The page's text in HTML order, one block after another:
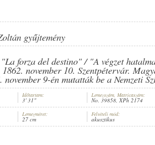
KÖRÜL
gyűjtemény
forza del destino" / "A végzet
november 10. Szentpétervár.
november 9-én mutatták be a Nemzeti
Időtartam:
3' 31"
Lemezszám, Matricaszám:
No. 39858, XPh 2174
Lemezméret:
27 cm
Felvételi mód:
akusztikus